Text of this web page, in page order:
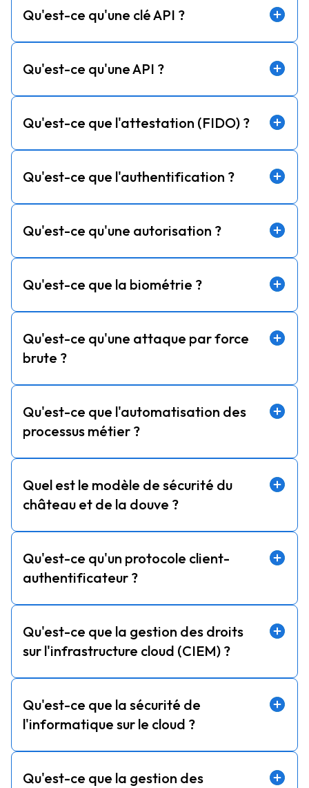
Qu'est-ce qu'une clé API ?
Qu'est-ce qu'une API ?
Qu'est-ce que l'attestation (FIDO) ?
Qu'est-ce que l'authentification ?
Qu'est-ce qu'une autorisation ?
Qu'est-ce que la biométrie ?
Qu'est-ce qu'une attaque par force
brute ?
Qu'est-ce que l'automatisation des
processus métier ?
Quel est le modèle de sécurité du
château et de la douve ?
Qu'est-ce qu'un protocole client-
authentificateur ?
Qu'est-ce que la gestion des droits
sur l'infrastructure cloud (CIEM) ?
Qu'est-ce que la sécurité de
l'informatique sur le cloud ?
Qu'est-ce que la gestion des